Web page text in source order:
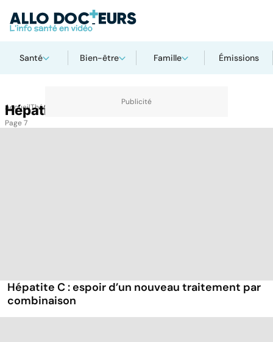
Santé Bien-être Famille Émissions
AccueilThématiques
Hépatites
Page 7
Hépatite C : espoir d’un nouveau traitement par
combinaison